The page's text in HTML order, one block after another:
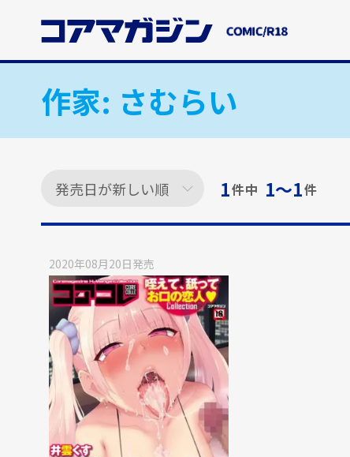
コ
ツ
作家: さむらい
1件中 1〜1件
2020年08月20日発売